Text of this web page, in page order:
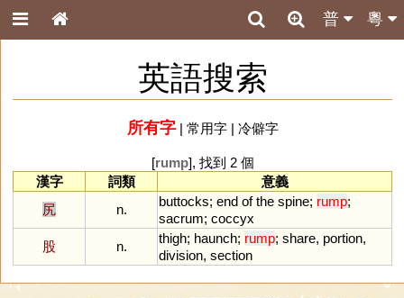
粵
普
英語搜索
所有字| 常用字| 冷僻字
[rump], 找到 2 個
漢字
詞類
意義
尻
n.
buttocks; end of the spine; rump;
sacrum; coccyx
股
n.
thigh; haunch; rump; share, portion,
division, section